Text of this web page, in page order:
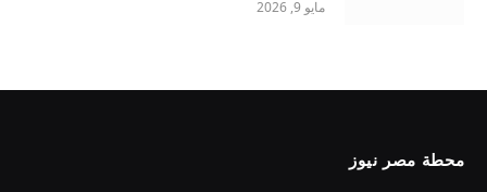
مايو 9, 2026
محطة مصر نيوز